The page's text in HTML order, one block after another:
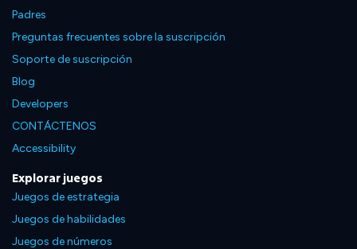
Padres
Preguntas frecuentes sobre la suscripción
Soporte de suscripción
Blog
Developers
CONTÁCTENOS
Accessibility
Explorar juegos
Juegos de estrategia
Juegos de habilidades
Juegos de números